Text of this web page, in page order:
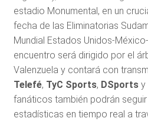
estadio Monumental, en un
fecha de las Eliminatorias
Mundial Estados Unidos-
encuentro será dirigido por el
Valenzuela y contará con
Telefé, TyC Sports, DSportsy
fanáticos también podrán
estadísticas en tiempo real a